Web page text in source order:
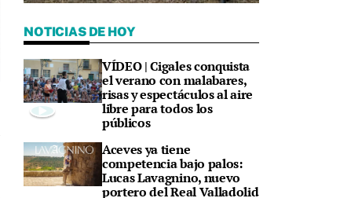
NOTICIAS DE HOY
VÍDEO | Cigales conquista
el verano con malabares,
risas y espectáculos al aire
libre para todos los
públicos
Aceves ya tiene
competencia bajo palos:
Lucas Lavagnino, nuevo
portero del Real Valladolid